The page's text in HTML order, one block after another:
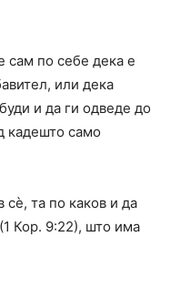
сам по себе дека е
или дека
и да ги одведе до
кадешто само
сè, та по каков и да
Кор. 9:22), што има